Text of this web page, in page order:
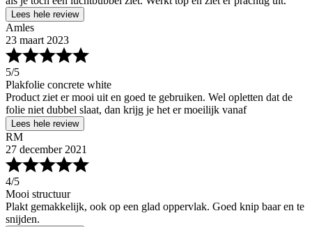
Lees hele review
Amles
23 maart 2023
5/5
Plakfolie concrete white
Product ziet er mooi uit en goed te gebruiken. Wel opletten dat de
folie niet dubbel slaat, dan krijg je het er moeilijk vanaf
Lees hele review
RM
27 december 2021
4/5
Mooi structuur
Plakt gemakkelijk, ook op een glad oppervlak. Goed knip baar en te
snijden.